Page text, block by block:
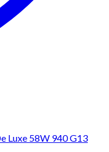
Luxe 58W 940 G13